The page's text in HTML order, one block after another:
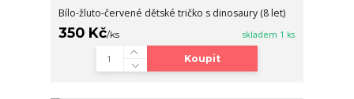
Bílo-žluto-červené dětské tričko s dinosaury (8 let)
350 Kč/ks skladem 1 ks
Koupit